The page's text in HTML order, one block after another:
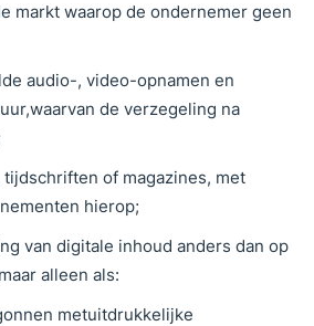
markt waarop de ondernemer geen
audio-, video-opnamen en
de verzegeling na
tijdschriften of magazines, met
hierop;
van digitale inhoud anders dan op
alleen als:
metuitdrukkelijke